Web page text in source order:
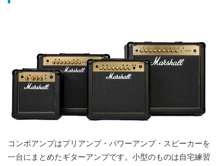
コンボアンプはプリアンプ・パワーアンプ・スピーカーを
一台にまとめたギターアンプです。小型のものは自宅練習